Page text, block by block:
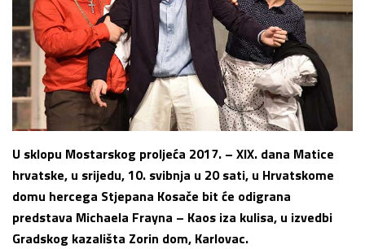
U sklopu Mostarskog proljeća 2017. – XIX. dana Matice
hrvatske, u srijedu, 10. svibnja u 20 sati, u Hrvatskome
domu hercega Stjepana Kosače bit će odigrana
predstava Michaela Frayna – Kaos iza kulisa, u izvedbi
Gradskog kazališta Zorin dom, Karlovac.